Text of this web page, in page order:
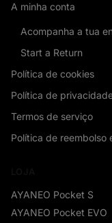
A minha conta
Acompanha a tua
Start a Return
Política de cookies
Política de
Termos de serviço
Política de reembolso
AYANEO Pocket S
AYANEO Pocket EVO